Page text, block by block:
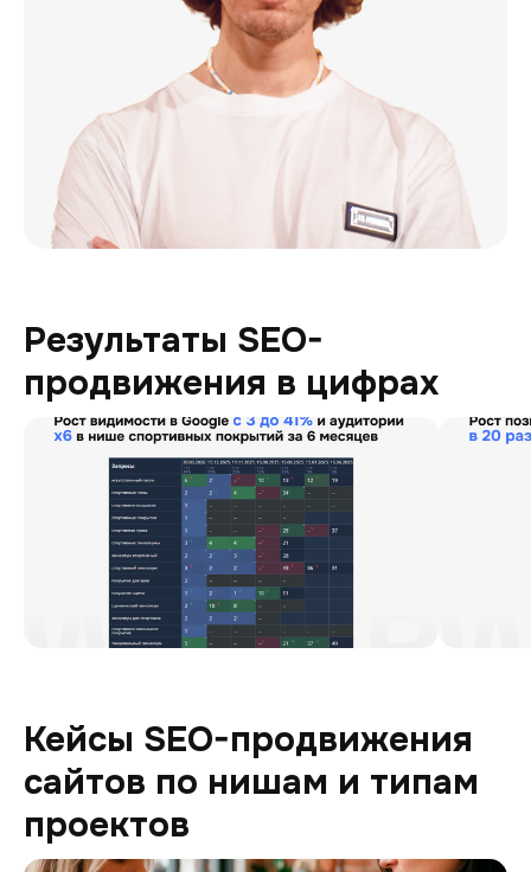
Результаты SEO-
продвижения в цифрах
Кейсы SEO-продвижения
сайтов по нишам и типам
проектов
Продаь-волосы-нам.рф